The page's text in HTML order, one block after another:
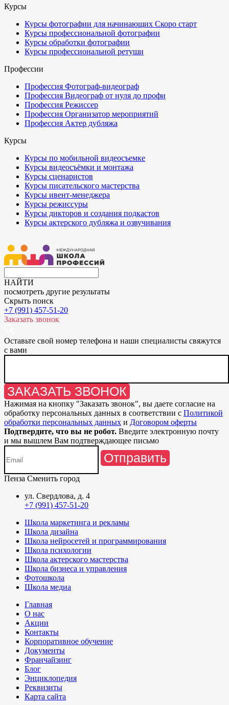
Курсы
Курсы фотографии для начинающих Скоро старт
Курсы профессиональной фотографии
Курсы обработки фотографии
Курсы профессиональной ретуши
Профессии
Профессия Фотограф-видеограф
Профессия Видеограф от нуля до профи
Профессия Режиссер
Профессия Организатор мероприятий
Профессия Актер дубляжа
Курсы
Курсы по мобильной видеосъемке
Курсы видеосъёмки и монтажа
Курсы сценаристов
Курсы писательского мастерства
Курсы ивент-менеджера
Курсы режиссуры
Курсы дикторов и создания подкастов
Курсы актерского дубляжа и озвучивания
НАЙТИ
посмотреть другие результаты
Скрыть поиск
+7 (991) 457-51-20
Заказать звонок
Оставьте свой номер телефона и наши специалисты свяжутся
с вами
ЗАКАЗАТЬ ЗВОНОК
Нажимая на кнопку "Заказать звонок", вы даете согласие на
обработку персональных данных в соответствии с Политикой
обработки персональных данных и Договором оферты
Подтвердите, что вы не робот. Введите электронную почту
и мы вышлем Вам подтверждающее письмо
Отправить
Пенза Сменить город
ул. Свердлова, д. 4
+7 (991) 457-51-20
Школа маркетинга и рекламы
Школа дизайна
Школа нейросетей и программирования
Школа психологии
Школа актерского мастерства
Школа бизнеса и управления
Фотошкола
Школа медиа
Главная
О нас
Акции
Контакты
Корпоративное обучение
Документы
Франчайзинг
Блог
Энциклопедия
Реквизиты
Карта сайта